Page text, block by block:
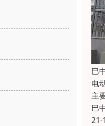
巴
电
主
巴
21-